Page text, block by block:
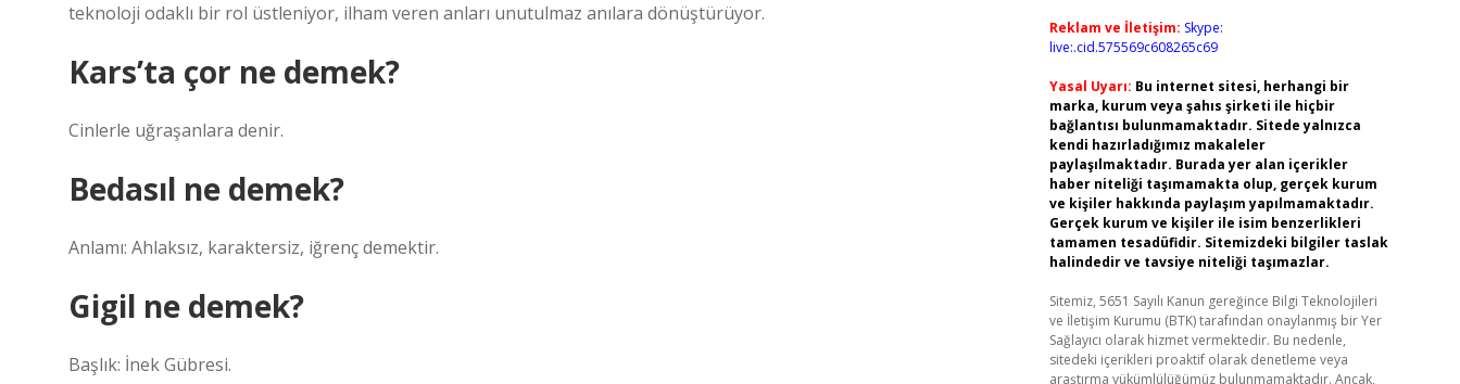
teknoloji odaklı bir rol üstleniyor, ilham veren anları unutulmaz anılara dönüştürüyor.
Kars’ta çor ne demek?
Cinlerle uğraşanlara denir.
Bedasıl ne demek?
Anlamı: Ahlaksız, karaktersiz, iğrenç demektir.
Gigil ne demek?
Başlık: İnek Gübresi.
Reklam ve İletişim: Skype:
live:.cid.575569c608265c69
Yasal Uyarı: Bu internet sitesi, herhangi bir
marka, kurum veya şahıs şirketi ile hiçbir
bağlantısı bulunmamaktadır. Sitede yalnızca
kendi hazırladığımız makaleler
paylaşılmaktadır. Burada yer alan içerikler
haber niteliği taşımamakta olup, gerçek kurum
ve kişiler hakkında paylaşım yapılmamaktadır.
Gerçek kurum ve kişiler ile isim benzerlikleri
tamamen tesadüfidir. Sitemizdeki bilgiler taslak
halindedir ve tavsiye niteliği taşımazlar.
Sitemiz, 5651 Sayılı Kanun gereğince Bilgi Teknolojileri
ve İletişim Kurumu (BTK) tarafından onaylanmış bir Yer
Sağlayıcı olarak hizmet vermektedir. Bu nedenle,
sitedeki içerikleri proaktif olarak denetleme veya
araştırma yükümlülüğümüz bulunmamaktadır. Ancak,